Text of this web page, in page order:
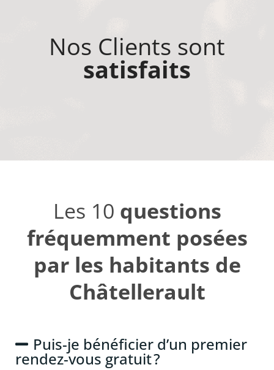
Nos Clients sont
satisfaits
Les 10 questions
fréquemment posées
par les habitants de
Châtellerault
Puis-je bénéficier d’un premier
rendez-vous gratuit ?